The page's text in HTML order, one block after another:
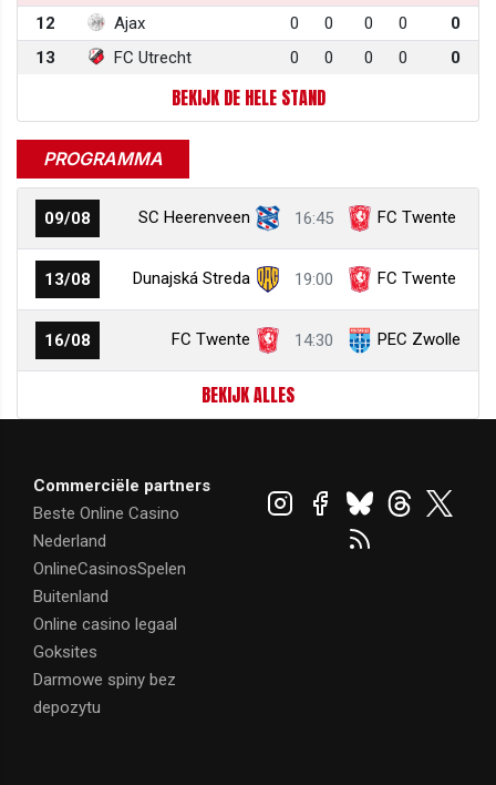
12
Ajax 0 0 0 0
0
13
FC Utrecht 0 0 0 0 0
BEKIJK DE HELE STAND
PROGRAMMA
09/08 SC Heerenveen 16:45 FC Twente
13/08 Dunajská Streda 19:00 FC Twente
16/08 FC Twente 14:30 PEC Zwolle
BEKIJK ALLES
Commerciële partners
Beste Online Casino
Nederland
OnlineCasinosSpelen
Buitenland
Online casino legaal
Goksites
Darmowe spiny bez
depozytu